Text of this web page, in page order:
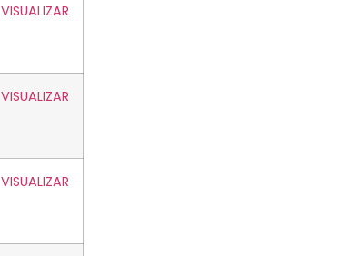
VISUALIZAR
VISUALIZAR
VISUALIZAR